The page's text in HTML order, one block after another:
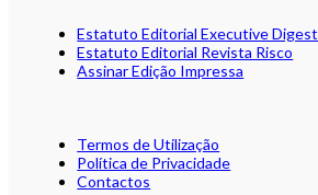
Estatuto Editorial Executive Digest
Estatuto Editorial Revista Risco
Assinar Edição Impressa
Termos de Utilização
Política de Privacidade
Contactos